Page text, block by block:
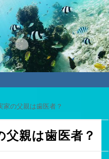
家の父親は歯医者？
父親は歯医者？